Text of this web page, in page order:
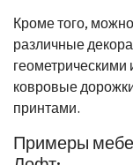
Кроме того,
различные
ковровые
принтами.
Примеры